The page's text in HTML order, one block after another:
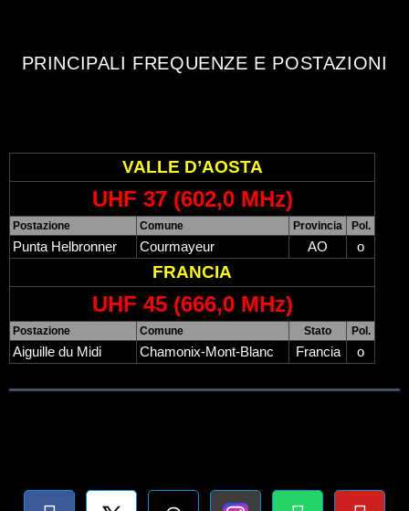
PRINCIPALI FREQUENZE E POSTAZIONI
VALLE D’AOSTA
UHF 37 (602,0 MHz)
Postazione Comune Provincia Pol.
Punta Helbronner Courmayeur AO o
FRANCIA
UHF 45 (666,0 MHz)
Postazione Comune Stato Pol.
Aiguille du Midi Chamonix-Mont-Blanc Francia o